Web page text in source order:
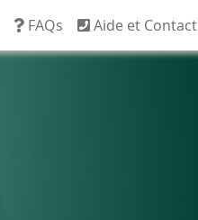
FAQs Aide et Contact